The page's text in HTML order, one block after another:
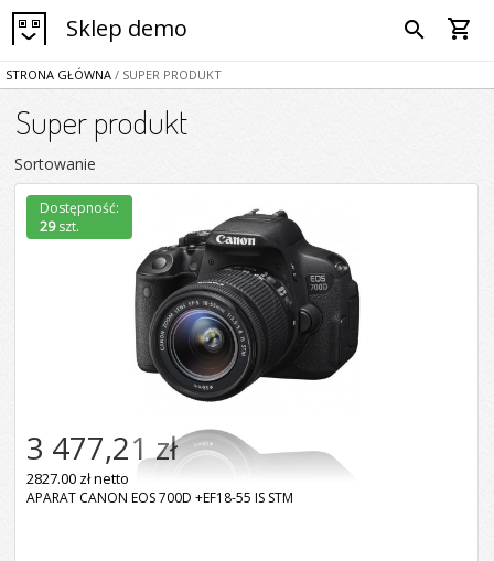
Sklep demo search shopping_cart
STRONA GŁÓWNA / SUPER PRODUKT
Super produkt
Sortowanie
3 477,21 zł
2827.00 zł netto
APARAT CANON EOS 700D +EF18-55 IS STM
Dostępność:
29szt.